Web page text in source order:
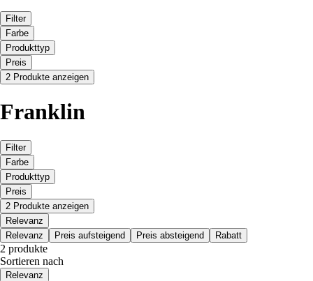
Filter
Farbe
Produkttyp
Preis
2 Produkte anzeigen
Franklin
Filter
Farbe
Produkttyp
Preis
2 Produkte anzeigen
Relevanz
Relevanz
Preis aufsteigend Preis absteigend Rabatt
2 produkte
Sortieren nach
Relevanz